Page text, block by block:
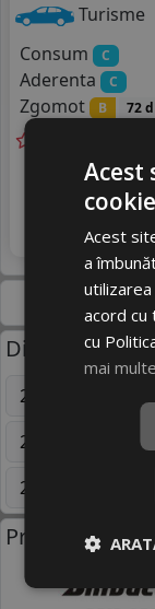
Turisme
Consum
C
Aderenta C
Zgomot B 72
Livrare
349
390 RON
Dimensiuni
205/55 R16
205/55 R17
225/50 R16
Producatori
Acest
Acest
a
acord cu
cu
mai multe